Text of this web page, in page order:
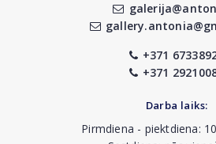
+371
+371
Darba laiks:
Pirmdiena - piektdiena: